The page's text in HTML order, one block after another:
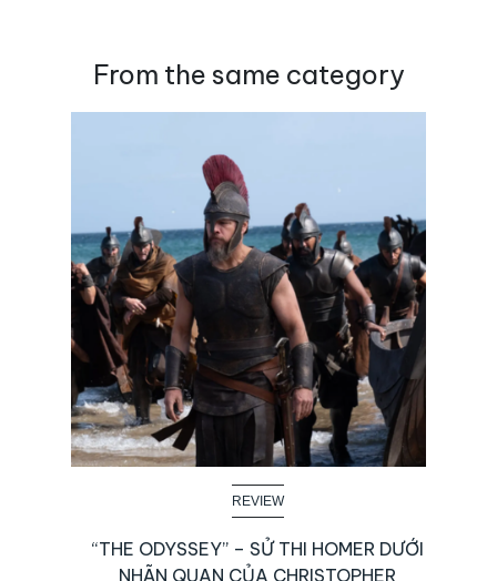
From the same category
REVIEW
“THE ODYSSEY” – SỬ THI HOMER DƯỚI
NHÃN QUAN CỦA CHRISTOPHER